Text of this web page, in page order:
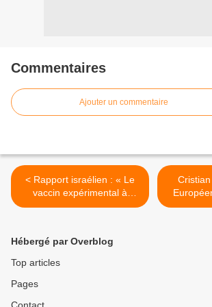
Commentaires
Ajouter un commentaire
< Rapport israélien : « Le
vaccin expérimental à
ARNm de Pfizer a tué «
maladie elle-même n’aurait
tué » au cours d’une
des
Hébergé par Overblog
Top articles
Pages